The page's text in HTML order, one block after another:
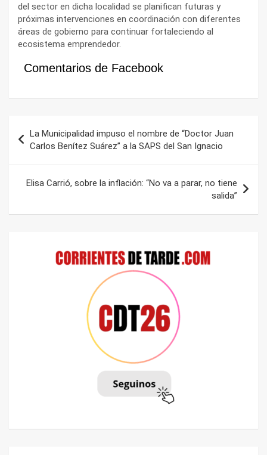
del sector en dicha localidad se planifican futuras y
próximas intervenciones en coordinación con diferentes
áreas de gobierno para continuar fortaleciendo al
ecosistema emprendedor.
Comentarios de Facebook
de
entradas
La Municipalidad impuso el nombre de “Doctor Juan
Carlos Benítez Suárez” a la SAPS del San Ignacio
Elisa Carrió, sobre la inflación: “No va a parar, no tiene
salida”